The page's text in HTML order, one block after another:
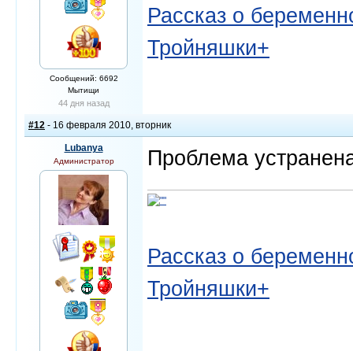
Сообщений: 6692
Мытищи
44 дня назад
Рассказ о
Тройняшки+
#12 - 16 февраля 2010, вторник
Lubanya
Администратор Проблема
Рассказ о
Тройняшки+